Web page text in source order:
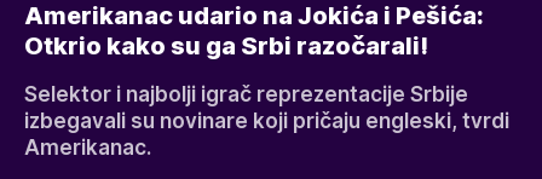
Amerikanac udario na Jokića i Pešića:
Otkrio kako su ga Srbi razočarali!
Selektor i najbolji igrač reprezentacije Srbije
izbegavali su novinare koji pričaju engleski, tvrdi
Amerikanac.